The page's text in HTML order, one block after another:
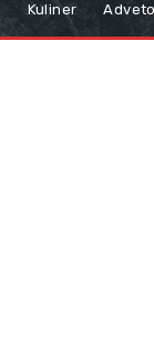
Kuliner